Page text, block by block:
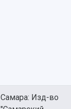
Самара: Изд-во